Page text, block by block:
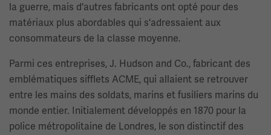
la guerre, mais d'autres fabricants ont opté pour des
matériaux plus abordables qui s'adressaient aux
consommateurs de la classe moyenne.
Parmi ces entreprises, J. Hudson and Co., fabricant des
emblématiques sifflets ACME, qui allaient se retrouver
entre les mains des soldats, marins et fusiliers marins du
monde entier. Initialement développés en 1870 pour la
police métropolitaine de Londres, le son distinctif des